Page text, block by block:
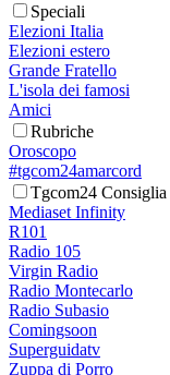
Speciali
Elezioni Italia
Elezioni estero
Grande Fratello
L'isola dei famosi
Amici
Rubriche
Oroscopo
#tgcom24amarcord
Tgcom24 Consiglia
Mediaset Infinity
R101
Radio 105
Virgin Radio
Radio Montecarlo
Radio Subasio
Comingsoon
Superguidatv
Zuppa di Porro